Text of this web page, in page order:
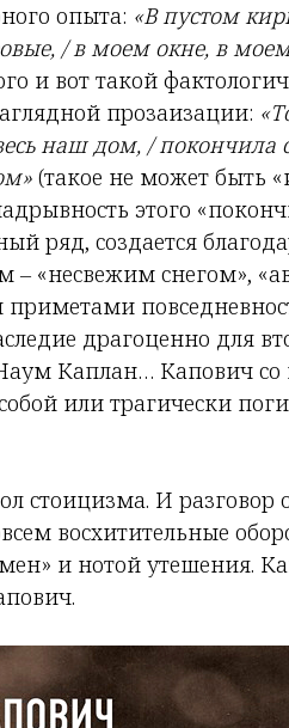
опыта: «В пустом
/ в моем окне, в
и вот такой
прозаизации:
наш дом, /
(такое не может быть
этого
ряд, создается
– «несвежим снегом»,
драгоценно для
Каплан… Капович
или трагически
стоицизма. И разговор
восхитительные
и нотой утешения.